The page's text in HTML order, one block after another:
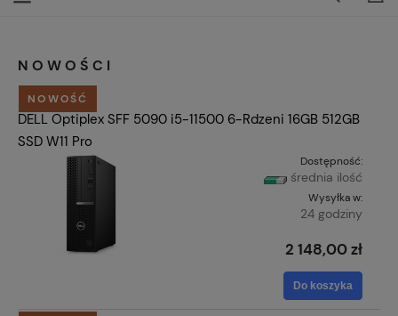
NOWOŚCI
DELL Optiplex SFF 5090 i5-11500 6-Rdzeni 16GB 512GB
SSD W11 Pro
Dostępność:
średnia ilość
Wysyłka w:
24 godziny
2 148,00 zł
Do koszyka
NOWOŚĆ